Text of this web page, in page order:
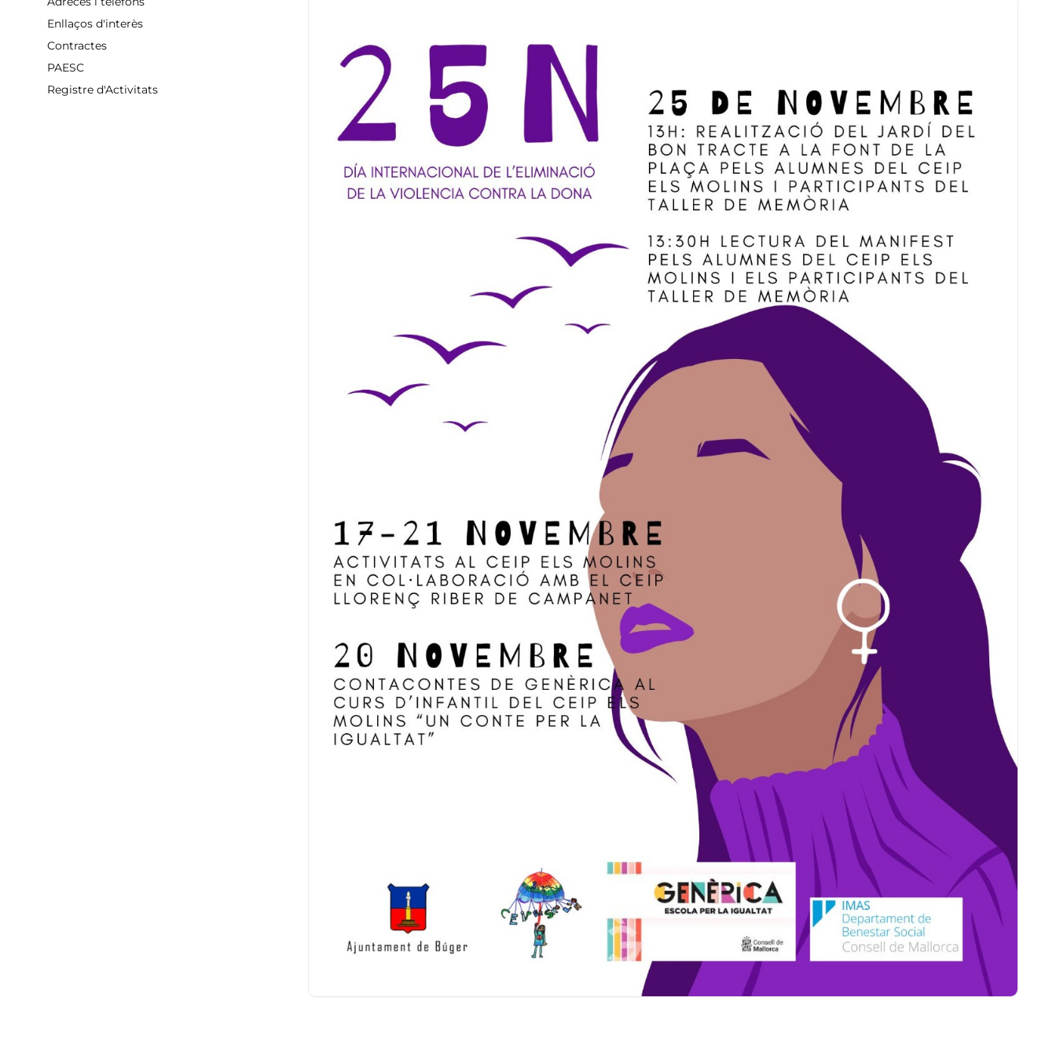
Enllaços d'interès
Contractes
PAESC
Registre d'Activitats